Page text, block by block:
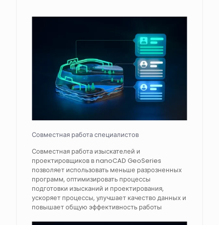
Совместная работа специалистов
Совместная работа изыскателей и
проектировщиков в nanoCAD GeoSeries
позволяет использовать меньше разрозненных
программ, оптимизировать процессы
подготовки изысканий и проектирования,
ускоряет процессы, улучшает качество данных и
повышает общую эффективность работы